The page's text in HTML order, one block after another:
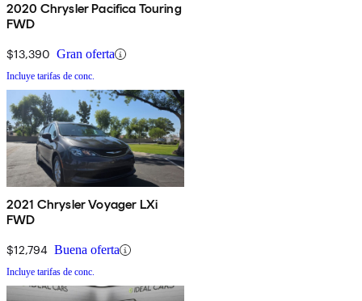
2020 Chrysler Pacifica Touring
FWD
$13,390 Gran oferta
Incluye tarifas de conc.
2021 Chrysler Voyager LXi
FWD
$12,794 Buena oferta
Incluye tarifas de conc.